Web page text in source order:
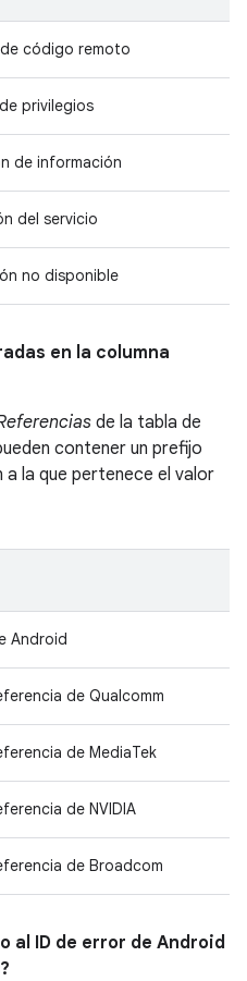
código remoto
privilegios
de información
del servicio
no disponible
en la columna
de la tabla de
contener un prefijo
la que pertenece el valor
Android
de Qualcomm
de MediaTek
de NVIDIA
de Broadcom
al ID de error de Android
?